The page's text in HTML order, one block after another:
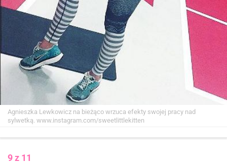
Agnieszka Lewkowicz na bieżąco wrzuca efekty swojej pracy nad
sylwetką. www.instagram.com/sweetlittlekitten
9 z 11